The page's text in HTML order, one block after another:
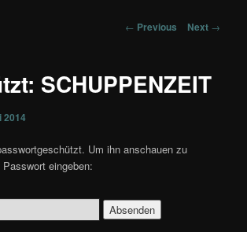
Post navigation
← Previous Next →
SCHUPPENZEIT
2014
Um ihn anschauen zu
eingeben: